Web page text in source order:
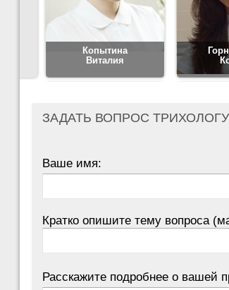
Копытина
Виталия
ЗАДАТЬ ВОПРОС ТРИХОЛОГУ
Ваше имя:
Кратко опишите тему вопроса
Расскажите подробнее о вашей